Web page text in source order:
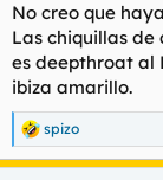
No creo que
Las chiquillas
es deepthroat al
ibiza amarillo.
R
e
spizo